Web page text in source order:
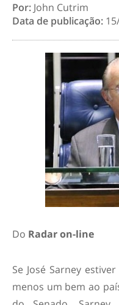
Por: John Cutrim
Data de publicação:
Do Radar on-line
Se José Sarney
menos um bem ao